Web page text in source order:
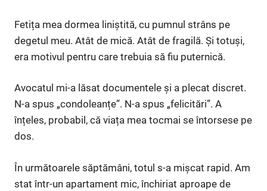
Fetița mea dormea liniștită, cu pumnul strâns pe
degetul meu. Atât de mică. Atât de fragilă. Și totuși,
era motivul pentru care trebuia să fiu puternică.
Avocatul mi-a lăsat documentele și a plecat discret.
N-a spus „condoleanțe”. N-a spus „felicitări”. A
înțeles, probabil, că viața mea tocmai se întorsese pe
dos.
În următoarele săptămâni, totul s-a mișcat rapid. Am
stat într-un apartament mic, închiriat aproape de